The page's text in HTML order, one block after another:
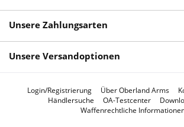
Unsere Zahlungsarten
Unsere Versandoptionen
Login/Registrierung Über Oberland Arms
Händlersuche
OA-Testcenter
Waffenrechtliche